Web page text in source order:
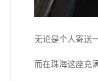
无论是个人寄送
而在珠海这座充